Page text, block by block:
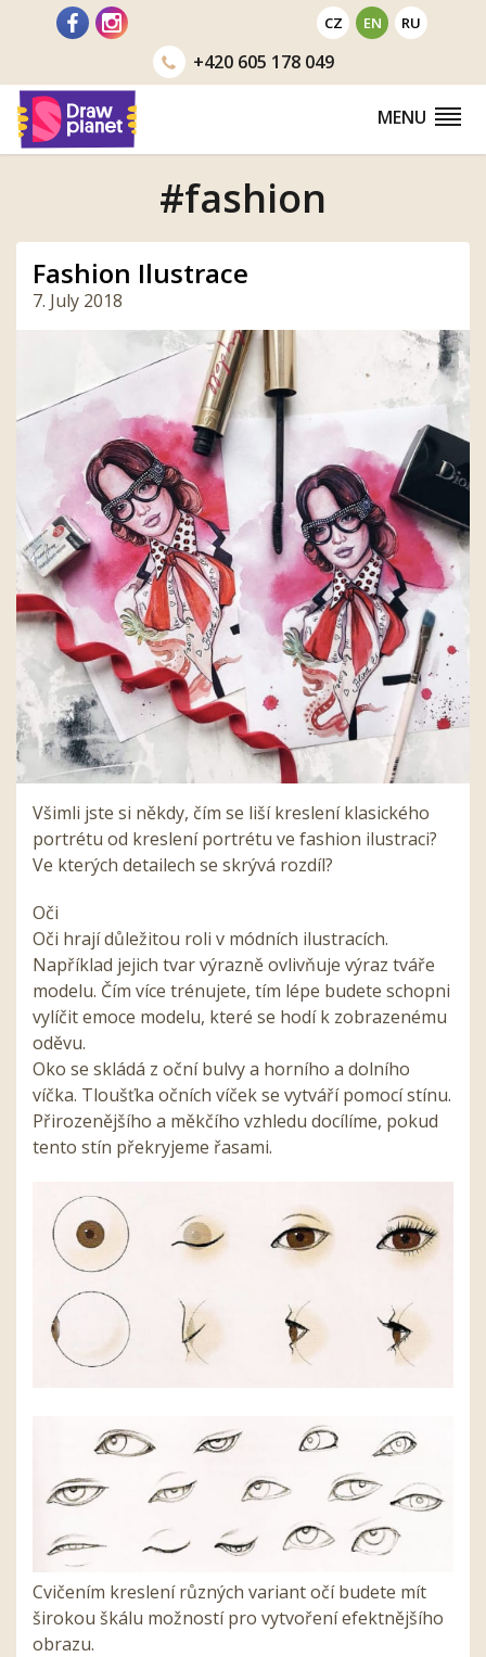
CZ EN RU
+420605 178 049
MENU
#fashion
Fashion Ilustrace
7. July 2018
Všimli jste si někdy, čím se liší kreslení klasického
portrétu od kreslení portrétu ve fashion ilustraci?
Ve kterých detailech se skrývá rozdíl?
Oči
Oči hrají důležitou roli v módních ilustracích.
Například jejich tvar výrazně ovlivňuje výraz tváře
modelu. Čím více trénujete, tím lépe budete schopni
vylíčit emoce modelu, které se hodí k zobrazenému
oděvu.
Oko se skládá z oční bulvy a horního a dolního
víčka. Tloušťka očních víček se vytváří pomocí stínu.
Přirozenějšího a měkčího vzhledu docílíme, pokud
tento stín překryjeme řasami.
Cvičením kreslení různých variant očí budete mít
širokou škálu možností pro vytvoření efektnějšího
obrazu.